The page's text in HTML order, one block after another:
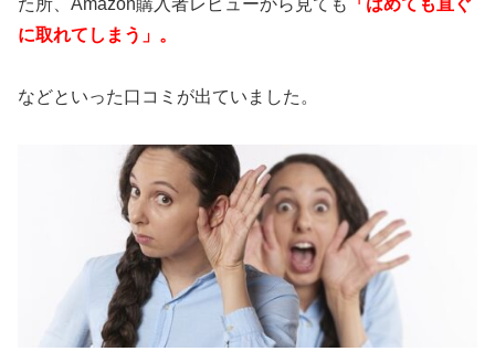
に取れてしまう」。
などといった口コミが出ていました。